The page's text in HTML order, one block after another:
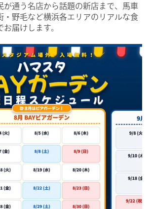
が通う名店から話題の新店まで、馬車
・野毛など横浜各エリアのリアルな食
届けします。